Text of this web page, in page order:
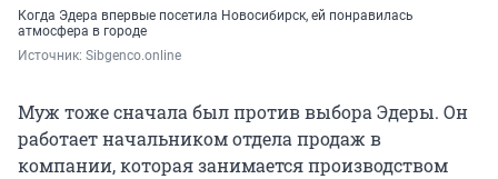
Когда Эдера впервые посетила Новосибирск, ей понравилась
атмосфера в городе
Источник: Sibgenco.online
Муж тоже сначала был против выбора Эдеры. Он
работает начальником отдела продаж в
компании, которая занимается производством